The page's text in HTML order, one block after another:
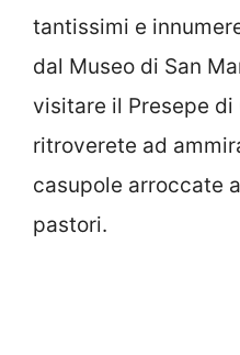
tantissimi e
dal Museo di San
visitare il Presepe di
ritroverete ad
casupole arroccate
pastori.